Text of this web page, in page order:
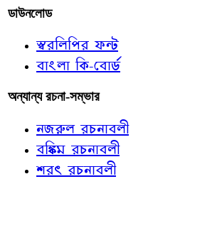
ডাউনলোড
স্বরলিপির ফন্ট
বাংলা কি-বোর্ড
অন্যান্য রচনা-সম্ভার
নজরুল রচনাবলী
বঙ্কিম রচনাবলী
শরৎ রচনাবলী